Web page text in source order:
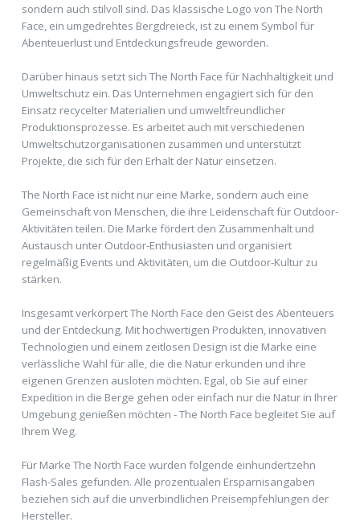
sondern auch stilvoll sind. Das klassische Logo von The North
Face, ein umgedrehtes Bergdreieck, ist zu einem Symbol für
Abenteuerlust und Entdeckungsfreude geworden.
Darüber hinaus setzt sich The North Face für Nachhaltigkeit und
Umweltschutz ein. Das Unternehmen engagiert sich für den
Einsatz recycelter Materialien und umweltfreundlicher
Produktionsprozesse. Es arbeitet auch mit verschiedenen
Umweltschutzorganisationen zusammen und unterstützt
Projekte, die sich für den Erhalt der Natur einsetzen.
The North Face ist nicht nur eine Marke, sondern auch eine
Gemeinschaft von Menschen, die ihre Leidenschaft für Outdoor-
Aktivitäten teilen. Die Marke fördert den Zusammenhalt und
Austausch unter Outdoor-Enthusiasten und organisiert
regelmäßig Events und Aktivitäten, um die Outdoor-Kultur zu
stärken.
Insgesamt verkörpert The North Face den Geist des Abenteuers
und der Entdeckung. Mit hochwertigen Produkten, innovativen
Technologien und einem zeitlosen Design ist die Marke eine
verlässliche Wahl für alle, die die Natur erkunden und ihre
eigenen Grenzen ausloten möchten. Egal, ob Sie auf einer
Expedition in die Berge gehen oder einfach nur die Natur in Ihrer
Umgebung genießen möchten - The North Face begleitet Sie auf
Ihrem Weg.
Für Marke The North Face wurden folgende einhundertzehn
Flash-Sales gefunden. Alle prozentualen Ersparnisangaben
beziehen sich auf die unverbindlichen Preisempfehlungen der
Hersteller.